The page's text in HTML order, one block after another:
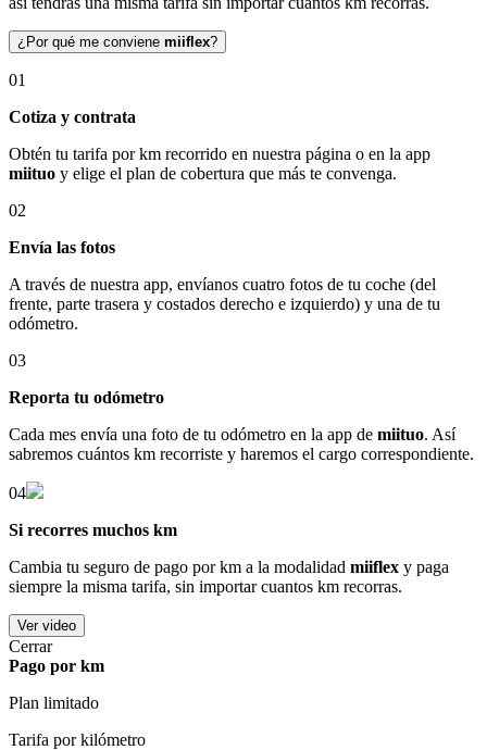
¿Por qué me conviene miiflex?
01
Cotiza y contrata
Obtén tu tarifa por km recorrido en nuestra página o en la app
miituo y elige el plan de cobertura que más te convenga.
02
Envía las fotos
A través de nuestra app, envíanos cuatro fotos de tu coche (del
frente, parte trasera y costados derecho e izquierdo) y una de tu
odómetro.
03
Reporta tu odómetro
Cada mes envía una foto de tu odómetro en la app de miituo. Así
sabremos cuántos km recorriste y haremos el cargo correspondiente.
04
Si recorres muchos km
Cambia tu seguro de pago por km a la modalidad miiflex y paga
siempre la misma tarifa, sin importar cuantos km recorras.
Ver video
Cerrar
Pago por km
Plan limitado
Tarifa por kilómetro